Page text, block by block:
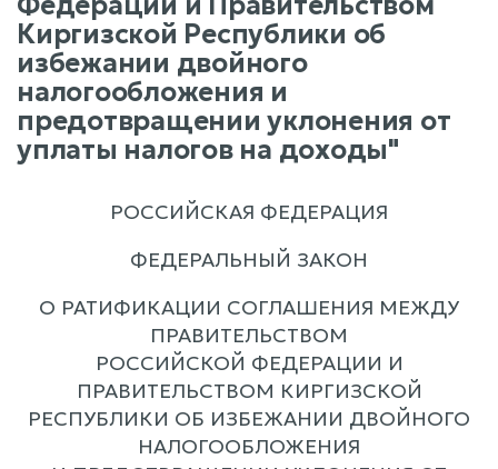
Киргизской Республики об
избежании двойного
налогообложения и
предотвращении уклонения от
уплаты налогов на доходы"
РОССИЙСКАЯ ФЕДЕРАЦИЯ
ФЕДЕРАЛЬНЫЙ ЗАКОН
О РАТИФИКАЦИИ СОГЛАШЕНИЯ МЕЖДУ
ПРАВИТЕЛЬСТВОМ
РОССИЙСКОЙ ФЕДЕРАЦИИ И
ПРАВИТЕЛЬСТВОМ КИРГИЗСКОЙ
РЕСПУБЛИКИ ОБ ИЗБЕЖАНИИ ДВОЙНОГО
НАЛОГООБЛОЖЕНИЯ